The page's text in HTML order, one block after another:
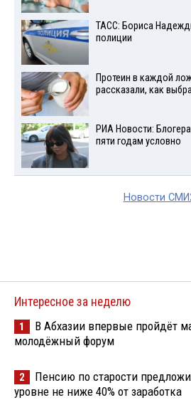
ТАСС: Бориса
полиции
Протеин в каждой
рассказали, как
РИА Новости:
пяти годам условно
Новости
Интересное за неделю
1
В Абхазии впервые пройдёт
молодёжный форум
2
Пенсию по старости
уровне не ниже 40% от заработка